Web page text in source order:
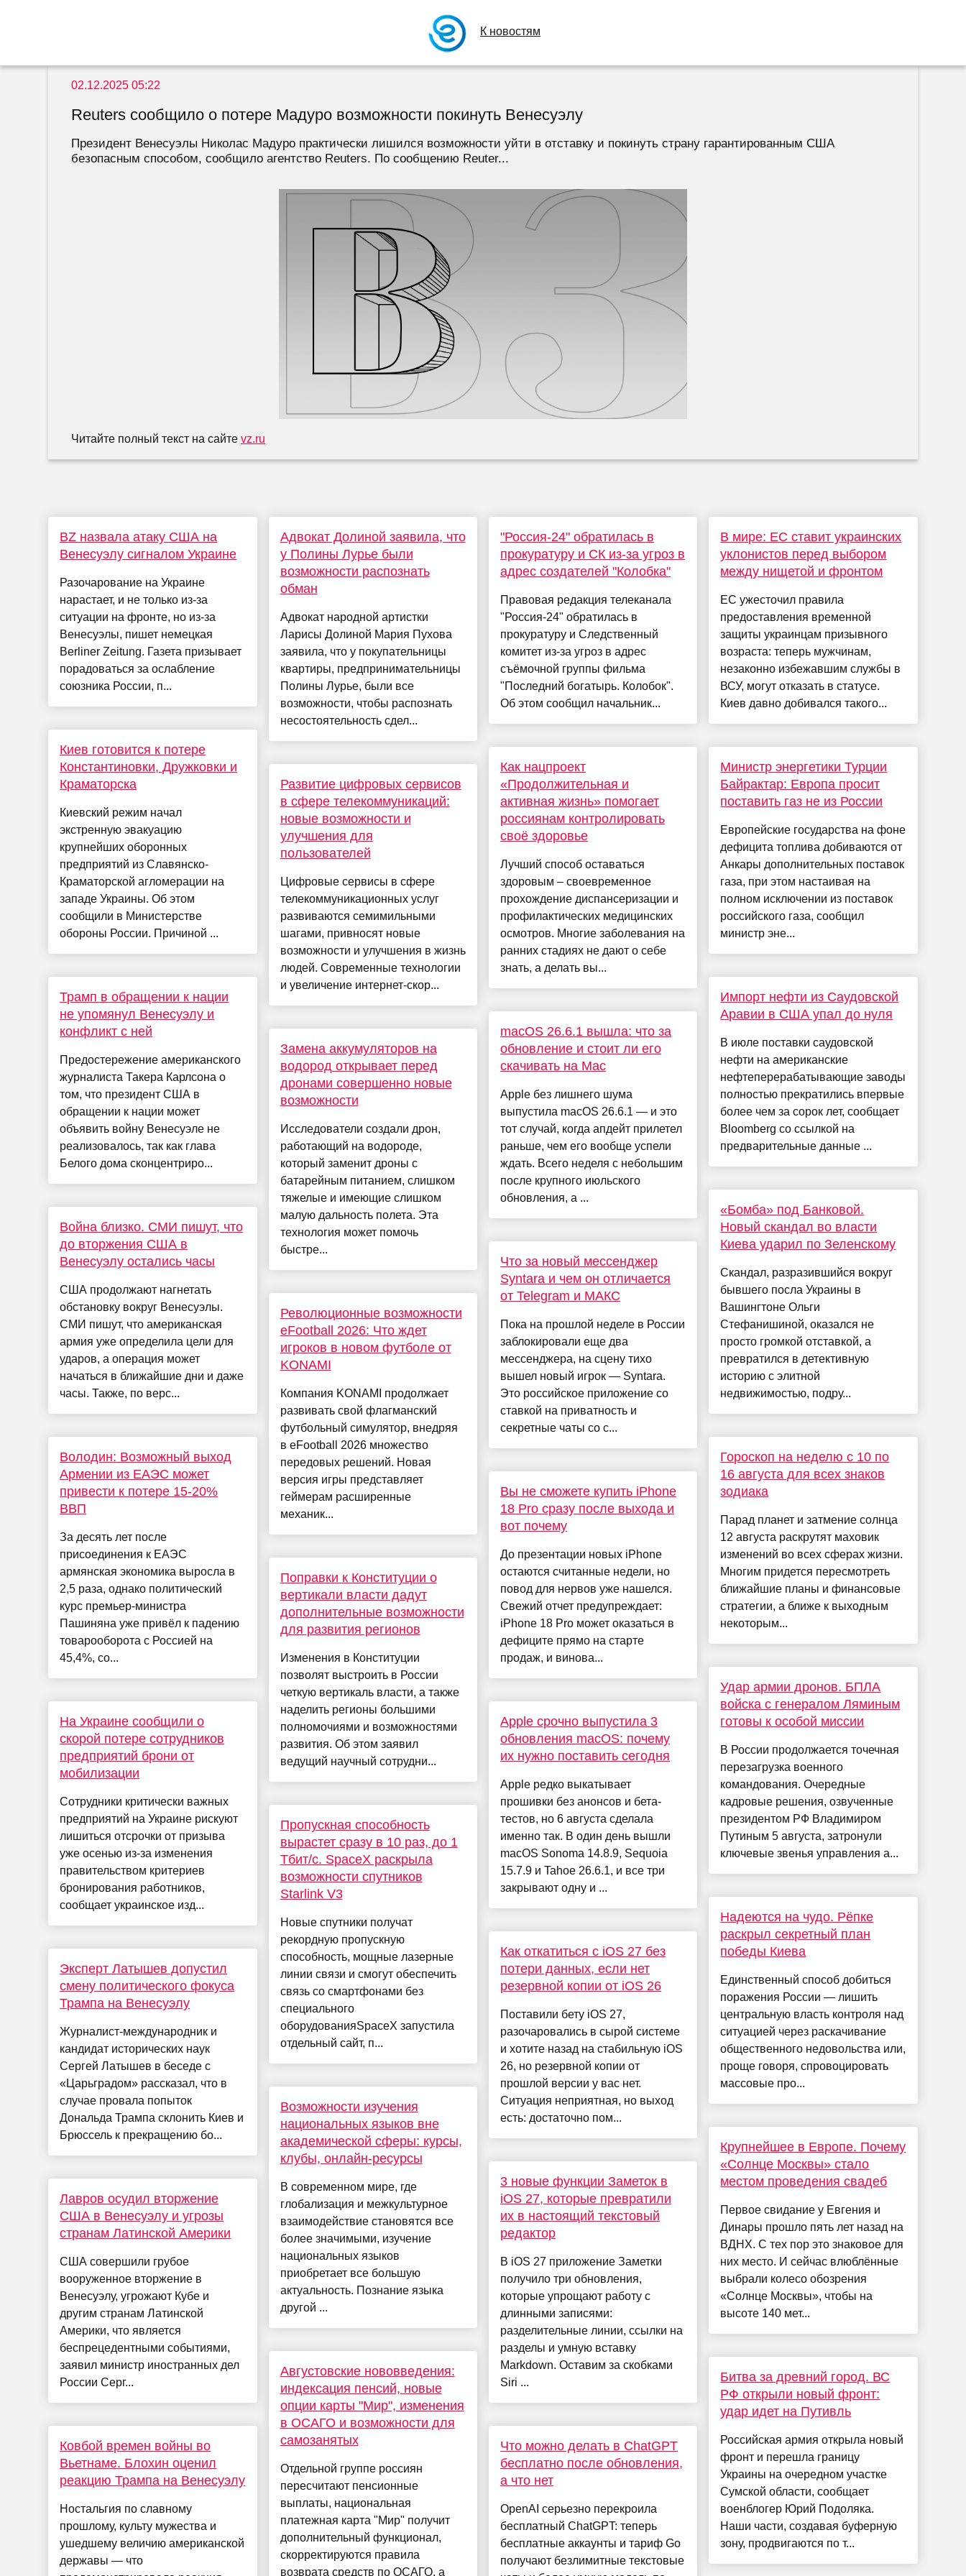
К новостям
02.12.2025 05:22
Reuters сообщило о потере Мадуро возможности покинуть Венесуэлу
Президент Венесуэлы Николас Мадуро практически лишился возможности уйти в отставку и покинуть страну гарантированным США
безопасным способом, сообщило агентство Reuters. По сообщению Reuter...
Читайте полный текст на сайтеvz.ru
BZ назвала атаку США на
Венесуэлу сигналом Украине
Разочарование на Украине
нарастает, и не только из-за
ситуации на фронте, но из-за
Венесуэлы, пишет немецкая
Berliner Zeitung. Газета призывает
порадоваться за ослабление
союзника России, п...
Киев готовится к потере
Константиновки, Дружковки и
Краматорска
Киевский режим начал
экстренную эвакуацию
крупнейших оборонных
предприятий из Славянско-
Краматорской агломерации на
западе Украины. Об этом
сообщили в Министерстве
обороны России. Причиной ...
Трамп в обращении к нации
не упомянул Венесуэлу и
конфликт с ней
Предостережение американского
журналиста Такера Карлсона о
том, что президент США в
обращении к нации может
объявить войну Венесуэле не
реализовалось, так как глава
Белого дома сконцентриро...
Война близко. СМИ пишут, что
до вторжения США в
Венесуэлу остались часы
США продолжают нагнетать
обстановку вокруг Венесуэлы.
СМИ пишут, что американская
армия уже определила цели для
ударов, а операция может
начаться в ближайшие дни и даже
часы. Также, по верс...
Володин: Возможный выход
Армении из ЕАЭС может
привести к потере 15-20%
ВВП
За десять лет после
присоединения к ЕАЭС
армянская экономика выросла в
2,5 раза, однако политический
курс премьер-министра
Пашиняна уже привёл к падению
товарооборота с Россией на
45,4%, со...
На Украине сообщили о
скорой потере сотрудников
предприятий брони от
мобилизации
Сотрудники критически важных
предприятий на Украине рискуют
лишиться отсрочки от призыва
уже осенью из-за изменения
правительством критериев
бронирования работников,
сообщает украинское изд...
Эксперт Латышев допустил
смену политического фокуса
Трампа на Венесуэлу
Журналист-международник и
кандидат исторических наук
Сергей Латышев в беседе с
«Царьградом» рассказал, что в
случае провала попыток
Дональда Трампа склонить Киев и
Брюссель к прекращению бо...
Лавров осудил вторжение
США в Венесуэлу и угрозы
странам Латинской Америки
США совершили грубое
вооруженное вторжение в
Венесуэлу, угрожают Кубе и
другим странам Латинской
Америки, что является
беспрецедентными событиями,
заявил министр иностранных дел
России Серг...
Ковбой времен войны во
Вьетнаме. Блохин оценил
реакцию Трампа на Венесуэлу
Ностальгия по славному
прошлому, культу мужества и
ушедшему величию американской
державы — что
Адвокат Долиной заявила, что
у Полины Лурье были
возможности распознать
обман
Адвокат народной артистки
Ларисы Долиной Мария Пухова
заявила, что у покупательницы
квартиры, предпринимательницы
Полины Лурье, были все
возможности, чтобы распознать
несостоятельность сдел...
Развитие цифровых сервисов
в сфере телекоммуникаций:
новые возможности и
улучшения для
пользователей
Цифровые сервисы в сфере
телекоммуникационных услуг
развиваются семимильными
шагами, привносят новые
возможности и улучшения в жизнь
людей. Современные технологии
и увеличение интернет-скор...
Замена аккумуляторов на
водород открывает перед
дронами совершенно новые
возможности
Исследователи создали дрон,
работающий на водороде,
который заменит дроны с
батарейным питанием, слишком
тяжелые и имеющие слишком
малую дальность полета. Эта
технология может помочь
быстре...
Революционные возможности
eFootball 2026: Что ждет
игроков в новом футболе от
KONAMI
Компания KONAMI продолжает
развивать свой флагманский
футбольный симулятор, внедряя
в eFootball 2026 множество
передовых решений. Новая
версия игры представляет
геймерам расширенные
механик...
Поправки к Конституции о
вертикали власти дадут
дополнительные возможности
для развития регионов
Изменения в Конституции
позволят выстроить в России
четкую вертикаль власти, а также
наделить регионы большими
полномочиями и возможностями
развития. Об этом заявил
ведущий научный сотрудни...
Пропускная способность
вырастет сразу в 10 раз, до 1
Тбит/с. SpaceX раскрыла
возможности спутников
Starlink V3
Новые спутники получат
рекордную пропускную
способность, мощные лазерные
линии связи и смогут обеспечить
связь со смартфонами без
специального
оборудованияSpaceX запустила
отдельный сайт, п...
Возможности изучения
национальных языков вне
академической сферы: курсы,
клубы, онлайн-ресурсы
В современном мире, где
глобализация и межкультурное
взаимодействие становятся все
более значимыми, изучение
национальных языков
приобретает все большую
актуальность. Познание языка
другой ...
Августовские нововведения:
индексация пенсий, новые
опции карты "Мир", изменения
в ОСАГО и возможности для
самозанятых
Отдельной группе россиян
пересчитают пенсионные
выплаты, национальная
платежная карта "Мир" получит
дополнительный функционал,
скорректируются правила
возврата средств по ОСАГО, а
"Россия-24" обратилась в
прокуратуру и СК из-за угроз в
адрес создателей "Колобка"
Правовая редакция телеканала
"Россия-24" обратилась в
прокуратуру и Следственный
комитет из-за угроз в адрес
съёмочной группы фильма
"Последний богатырь. Колобок".
Об этом сообщил начальник...
Как нацпроект
«Продолжительная и
активная жизнь» помогает
россиянам контролировать
своё здоровье
Лучший способ оставаться
здоровым – своевременное
прохождение диспансеризации и
профилактических медицинских
осмотров. Многие заболевания на
ранних стадиях не дают о себе
знать, а делать вы...
macOS 26.6.1 вышла: что за
обновление и стоит ли его
скачивать на Mac
Apple без лишнего шума
выпустила macOS 26.6.1 — и это
тот случай, когда апдейт прилетел
раньше, чем его вообще успели
ждать. Всего неделя с небольшим
после крупного июльского
обновления, а ...
Что за новый мессенджер
Syntara и чем он отличается
от Telegram и МАКС
Пока на прошлой неделе в России
заблокировали еще два
мессенджера, на сцену тихо
вышел новый игрок — Syntara.
Это российское приложение со
ставкой на приватность и
секретные чаты со с...
Вы не сможете купить iPhone
18 Pro сразу после выхода и
вот почему
До презентации новых iPhone
остаются считанные недели, но
повод для нервов уже нашелся.
Свежий отчет предупреждает:
iPhone 18 Pro может оказаться в
дефиците прямо на старте
продаж, и винова...
Apple срочно выпустила 3
обновления macOS: почему
их нужно поставить сегодня
Apple редко выкатывает
прошивки без анонсов и бета-
тестов, но 6 августа сделала
именно так. В один день вышли
macOS Sonoma 14.8.9, Sequoia
15.7.9 и Tahoe 26.6.1, и все три
закрывают одну и ...
Как откатиться с iOS 27 без
потери данных, если нет
резервной копии от iOS 26
Поставили бету iOS 27,
разочаровались в сырой системе
и хотите назад на стабильную iOS
26, но резервной копии от
прошлой версии у вас нет.
Ситуация неприятная, но выход
есть: достаточно пом...
3 новые функции Заметок в
iOS 27, которые превратили
их в настоящий текстовый
редактор
В iOS 27 приложение Заметки
получило три обновления,
которые упрощают работу с
длинными записями:
разделительные линии, ссылки на
разделы и умную вставку
Markdown. Оставим за скобками
Siri ...
Что можно делать в ChatGPT
бесплатно после обновления,
а что нет
OpenAI серьезно перекроила
бесплатный ChatGPT: теперь
бесплатные аккаунты и тариф Go
получают безлимитные текстовые
В мире: ЕС ставит украинских
уклонистов перед выбором
между нищетой и фронтом
ЕС ужесточил правила
предоставления временной
защиты украинцам призывного
возраста: теперь мужчинам,
незаконно избежавшим службы в
ВСУ, могут отказать в статусе.
Киев давно добивался такого...
Министр энергетики Турции
Байрактар: Европа просит
поставить газ не из России
Европейские государства на фоне
дефицита топлива добиваются от
Анкары дополнительных поставок
газа, при этом настаивая на
полном исключении из поставок
российского газа, сообщил
министр эне...
Импорт нефти из Саудовской
Аравии в США упал до нуля
В июле поставки саудовской
нефти на американские
нефтеперерабатывающие заводы
полностью прекратились впервые
более чем за сорок лет, сообщает
Bloomberg со ссылкой на
предварительные данные ...
«Бомба» под Банковой.
Новый скандал во власти
Киева ударил по Зеленскому
Скандал, разразившийся вокруг
бывшего посла Украины в
Вашингтоне Ольги
Стефанишиной, оказался не
просто громкой отставкой, а
превратился в детективную
историю с элитной
недвижимостью, подру...
Гороскоп на неделю с 10 по
16 августа для всех знаков
зодиака
Парад планет и затмение солнца
12 августа раскрутят маховик
изменений во всех сферах жизни.
Многим придется пересмотреть
ближайшие планы и финансовые
стратегии, а ближе к выходным
некоторым...
Удар армии дронов. БПЛА
войска с генералом Ляминым
готовы к особой миссии
В России продолжается точечная
перезагрузка военного
командования. Очередные
кадровые решения, озвученные
президентом РФ Владимиром
Путиным 5 августа, затронули
ключевые звенья управления а...
Надеются на чудо. Рёпке
раскрыл секретный план
победы Киева
Единственный способ добиться
поражения России — лишить
центральную власть контроля над
ситуацией через раскачивание
общественного недовольства или,
проще говоря, спровоцировать
массовые про...
Крупнейшее в Европе. Почему
«Солнце Москвы» стало
местом проведения свадеб
Первое свидание у Евгения и
Динары прошло пять лет назад на
ВДНХ. С тех пор это знаковое для
них место. И сейчас влюблённые
выбрали колесо обозрения
«Солнце Москвы», чтобы на
высоте 140 мет...
Битва за древний город. ВС
РФ открыли новый фронт:
удар идет на Путивль
Российская армия открыла новый
фронт и перешла границу
Украины на очередном участке
Сумской области, сообщает
военблогер Юрий Подоляка.
Наши части, создавая буферную
зону, продвигаются по т...